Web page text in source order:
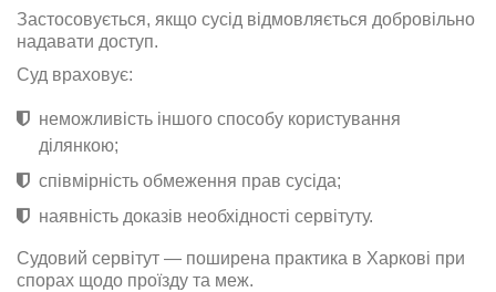
Застосовується, якщо сусід відмовляється добровільно
надавати доступ.
Суд враховує:
неможливість іншого способу користування
ділянкою;
співмірність обмеження прав сусіда;
наявність доказів необхідності сервітуту.
Судовий сервітут — поширена практика в Харкові при
спорах щодо проїзду та меж.